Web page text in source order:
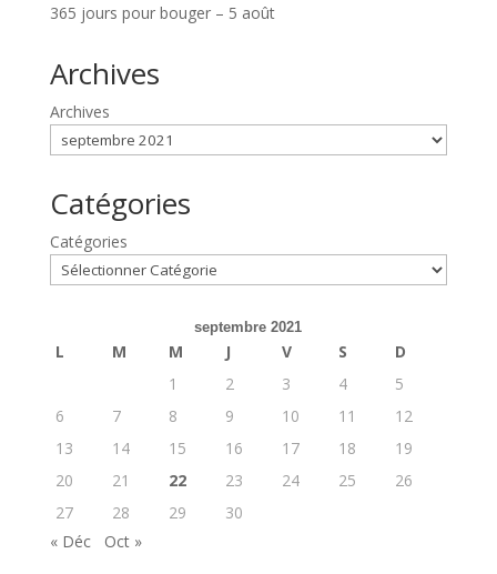
365 jours pour bouger – 5 août
Archives
Archives
Catégories
Catégories
septembre 2021
L M M J V S
D
1
2 3 4
5
6
7 8 9 10 11
12
13
14 15 16 17 18
19
20
21 22 23 24 25
26
27
28 29
30
« Déc
Oct »